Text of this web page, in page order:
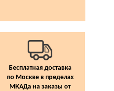
Бесплатная доставка
по Москве в пределах
МКАДа на заказы от